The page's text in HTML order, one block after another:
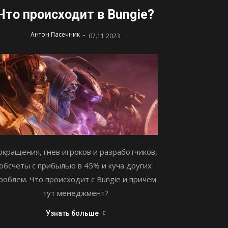
происходит в Bungie?
Антон Пасечник - 07.11.2023
гнев игроков и разработчиков,
с прибылью в 45% и куча других
Что происходит с Bungie и причем
тут менеджмент?
Узнать больше